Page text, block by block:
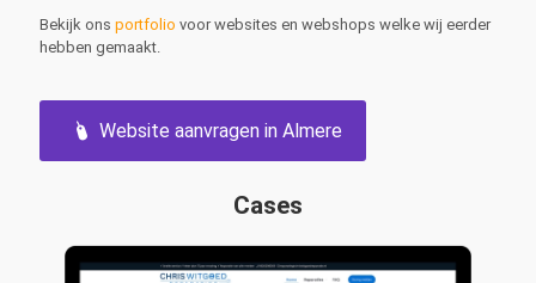
Bekijk ons portfolio voor websites en webshops welke wij eerder
hebben gemaakt.
Website aanvragen in Almere
Cases